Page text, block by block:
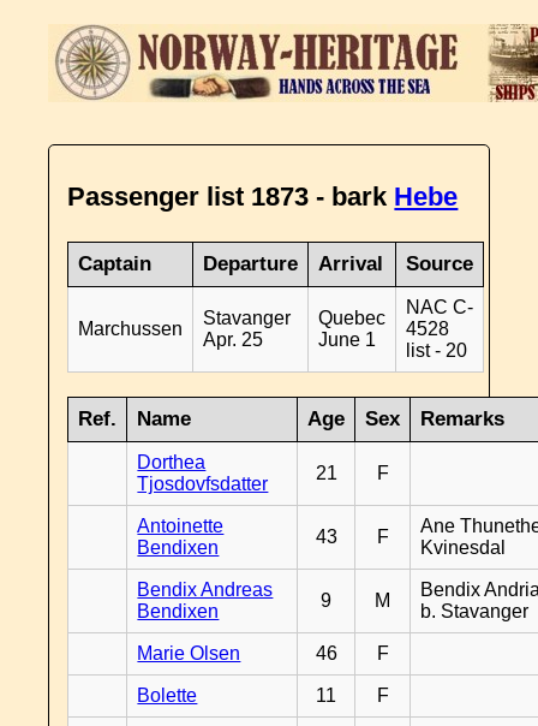
Passenger list 1873 - bark Hebe
Captain Departure Arrival Source
Marchussen
Stavanger
Apr. 25
Quebec
June 1
NAC C-
4528
list - 20
Ref. Name Age Sex Remarks
Dorthea
Tjosdovfsdatter
21 F
Antoinette
Bendixen
43 F
Ane
Kvinesdal
Bendix Andreas
Bendixen
9 M
Bendix
b. Stavanger
Marie Olsen 46 F
Bolette 11 F